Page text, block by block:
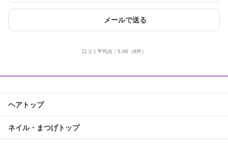
メールで送る
口コミ平均点： 5.00 （8件）
ヘアトップ
ネイル・まつげトップ